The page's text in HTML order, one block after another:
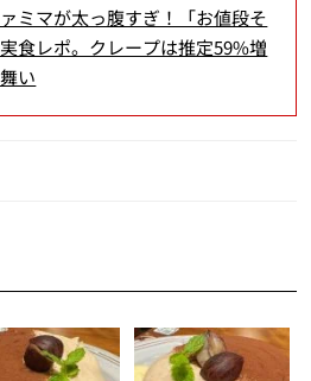
ミマが太っ腹すぎ！「お値段そ
食レポ。クレープは推定59%増
い